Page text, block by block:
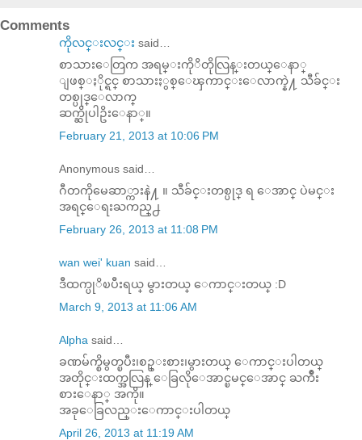
Comments
ကိုလင္းလင္း said…
စာသားေတြက အရမ္းကိုိတိုလြန္းတယ္ေနာ္
ျဖစ္ႏိုင္ရင္ စာသားႏွစ္ေၾကာင္းေလာက္နဲ႔ သီခ်င္း
တစ္ပုဒ္ေလာက္
ဆက္ဆိုပါဥိးေနာ္။
February 21, 2013 at 10:06 PM
Anonymous said…
ဂီတကိုမေဆာ္ကားနဲ႔ ။ သီခ်င္းတစ္ပုဒ္ ရ ေအာင္ ပဲမင္း
အရင္ေရးႀကည္႕
February 26, 2013 at 11:08 PM
wan wei' kuan said…
ဒီထက္ပုိၿပီးရယ္ မွားတယ္ ေကာင္းတယ္ :D
March 9, 2013 at 11:06 AM
Alpha said…
ခဏမ်က္စိမွတ္ၿပီး၊စဥ္းစား၊မွားတယ္ ေကာင္းပါတယ္
အတိုင္းထက္အလြန္ ေခြလိုေအာင္ၿမင္ေအာင္ ႀကိဳး
စားေနာ္ အကို။
အခုေခြလည္းေကာင္းပါတယ္
April 26, 2013 at 11:19 AM